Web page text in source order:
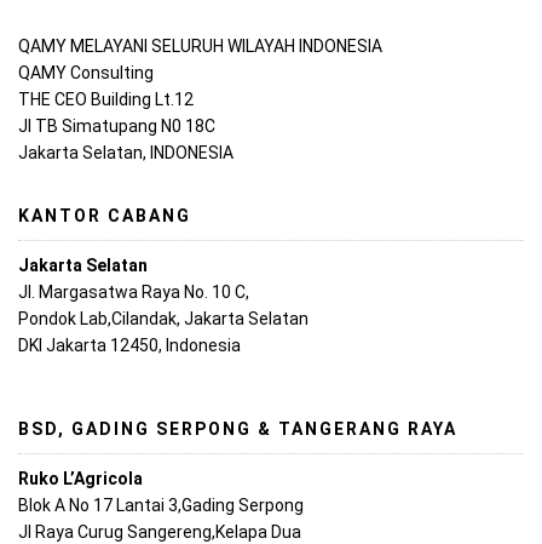
QAMY MELAYANI SELURUH WILAYAH INDONESIA
QAMY Consulting
THE CEO Building Lt.12
Jl TB Simatupang N0 18C
Jakarta Selatan, INDONESIA
KANTOR CABANG
Jakarta Selatan
Jl. Margasatwa Raya No. 10 C,
Pondok Lab,Cilandak, Jakarta Selatan
DKI Jakarta 12450, Indonesia
BSD, GADING SERPONG & TANGERANG RAYA
Ruko L’Agricola
Blok A No 17 Lantai 3,Gading Serpong
Jl Raya Curug Sangereng,Kelapa Dua